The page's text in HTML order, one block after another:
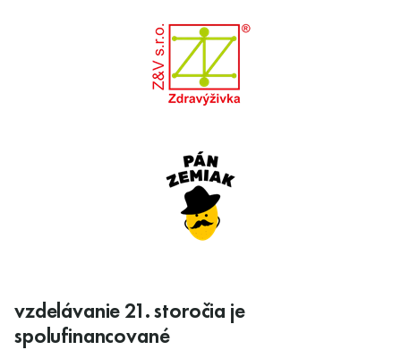
vzdelávanie 21. storočia je
spolufinancované